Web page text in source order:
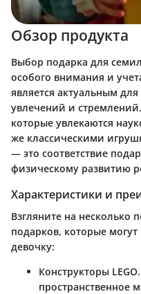
Обзор продукта
Выбор подарка для
особого внимания и
является актуальным
увлечений и
которые увлекаются
же классическими
— это соответствие
физическому развитию
Характеристики и
Взгляните на несколько
подарков, которые
девочку:
Конструкторы LEGO